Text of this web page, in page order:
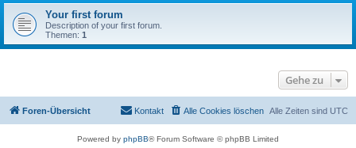
Your first forum
Description of your first forum.
Themen: 1
Gehe zu
Foren-Übersicht Alle Zeiten sind UTC
Alle Cookies löschen
Kontakt
Powered by phpBB® Forum Software © phpBB Limited